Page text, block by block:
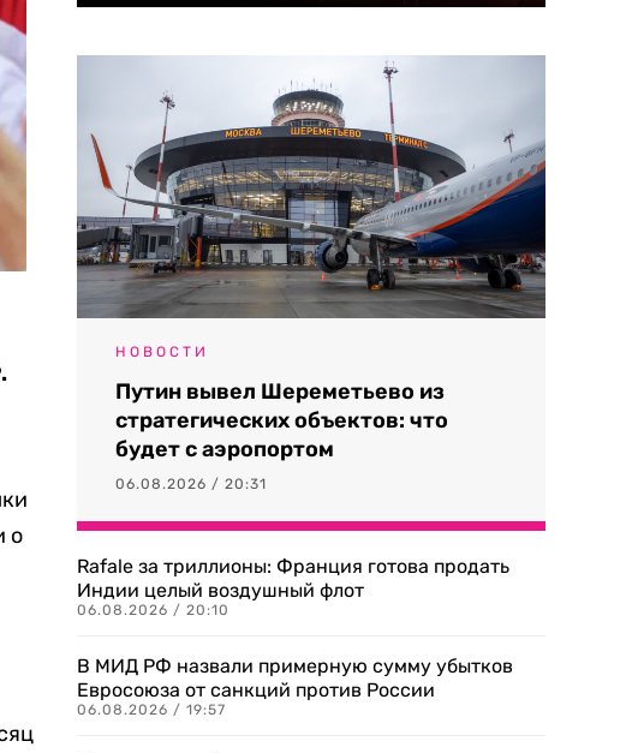
о
НОВОСТИ
Путин вывел Шереметьево из
стратегических объектов: что
будет с аэропортом
06.08.2026 / 20:31
Rafale за триллионы: Франция готова продать
Индии целый воздушный флот
06.08.2026 / 20:10
В МИД РФ назвали примерную сумму убытков
Евросоюза от санкций против России
06.08.2026 / 19:57